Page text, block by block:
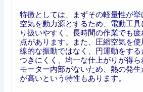
特徴としては、まずその軽量性が
空気を動力源とするため、電動工
り扱いやすく、長時間の作業でも疲
点があります。また、圧縮空気を
線的な振動ではなく、円運動をす
つきにくく、均一な仕上がりが得ら
モーター内部がないため、熱の発
が高いという特性もあります。